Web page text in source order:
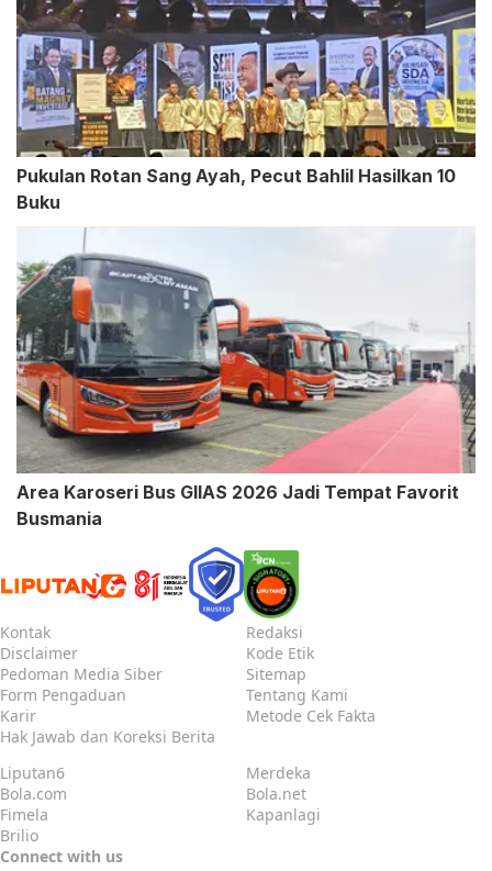
Pukulan Rotan Sang Ayah, Pecut Bahlil Hasilkan 10
Buku
Area Karoseri Bus GIIAS 2026 Jadi Tempat Favorit
Busmania
Kontak
Redaksi
Disclaimer
Kode Etik
Pedoman Media Siber
Sitemap
Form Pengaduan
Tentang Kami
Karir
Metode Cek Fakta
Hak Jawab dan Koreksi Berita
Liputan6
Merdeka
Bola.com
Bola.net
Fimela
Kapanlagi
Brilio
Connect with us